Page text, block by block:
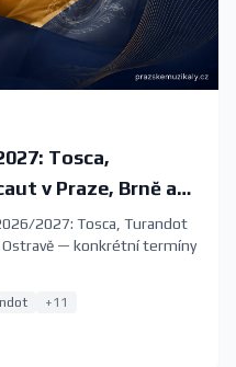
Tosca,
v Praze, Brně a
2027: Tosca, Turandot
Ostravě — konkrétní termíny
+11